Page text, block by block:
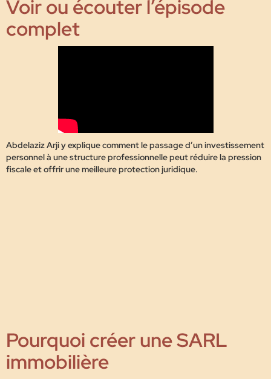
Voir ou écouter l’épisode
complet
Abdelaziz Arji y explique comment le passage d’un investissement
personnel à une structure professionnelle peut réduire la pression
fiscale et offrir une meilleure protection juridique.
Pourquoi créer une SARL
immobilière